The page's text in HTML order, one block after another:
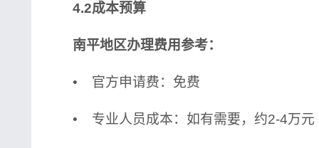
4.2成本预算
南平地区办理费用参考：
• 官方申请费：免费
• 专业人员成本：如有需要，约2-4万元